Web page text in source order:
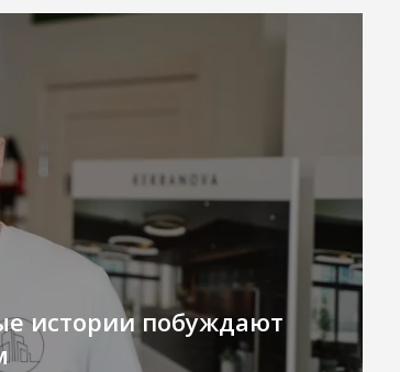
истории побуждают